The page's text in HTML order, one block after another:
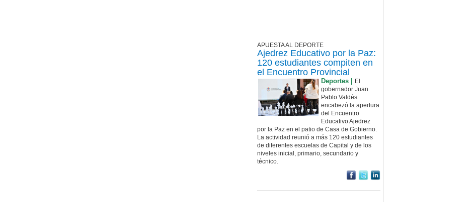
APUESTA AL DEPORTE
Ajedrez Educativo por la Paz:
120 estudiantes compiten en
el Encuentro Provincial
Deportes |
El
gobernador Juan
Pablo Valdés
encabezó la apertura
del Encuentro
Educativo Ajedrez
por la Paz en el patio de Casa de Gobierno.
La actividad reunió a más 120 estudiantes
de diferentes escuelas de Capital y de los
niveles inicial, primario, secundario y
técnico.